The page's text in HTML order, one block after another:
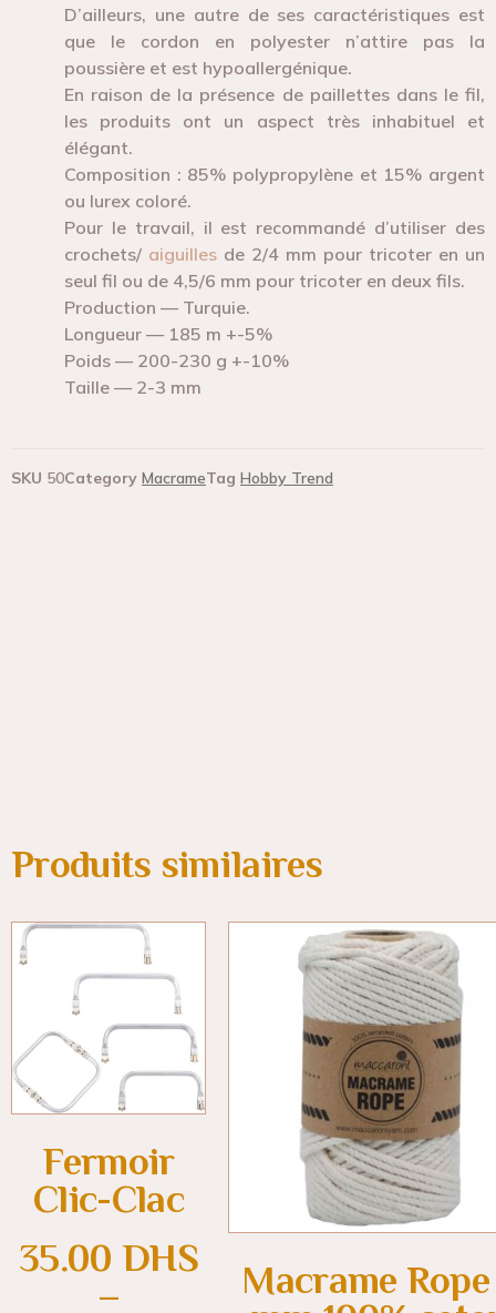
D’ailleurs, une autre de ses caractéristiques est
que le cordon en polyester n’attire pas la
poussière et est hypoallergénique.
En raison de la présence de paillettes dans le fil,
les produits ont un aspect très inhabituel et
élégant.
Composition : 85% polypropylène et 15% argent
ou lurex coloré.
Pour le travail, il est recommandé d’utiliser des
crochets/ aiguilles de 2/4 mm pour tricoter en un
seul fil ou de 4,5/6 mm pour tricoter en deux fils.
Production — Turquie.
Longueur — 185 m +-5%
Poids — 200-230 g +-10%
Taille — 2-3 mm
SKU 50Category MacrameTag Hobby Trend
Produits similaires
Fermoir
Clic-Clac
35.00 DHS
–
Macrame